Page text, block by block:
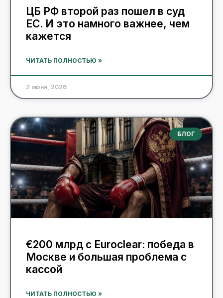
ЦБ РФ второй раз пошел в суд
ЕС. И это намного важнее, чем
кажется
ЧИТАТЬ ПОЛНОСТЬЮ »
2 июня, 2026
БЛОГ
€200 млрд с Euroclear: победа в
Москве и большая проблема с
кассой
ЧИТАТЬ ПОЛНОСТЬЮ »